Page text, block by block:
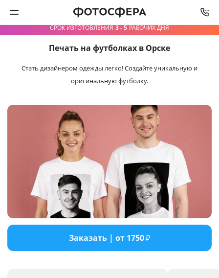
Интерьерная печать
Багетная мастерская
Полиграфия
Услуги и сервис
Печать на футболках в Орске
Стать дизайнером одежды легко!Создайте уникальную и
оригинальную футболку.
Заказать | от 1750₽
СРОК ИЗГОТОВЛЕНИЯ 3 - 5 РАБОЧИХ ДНЯ